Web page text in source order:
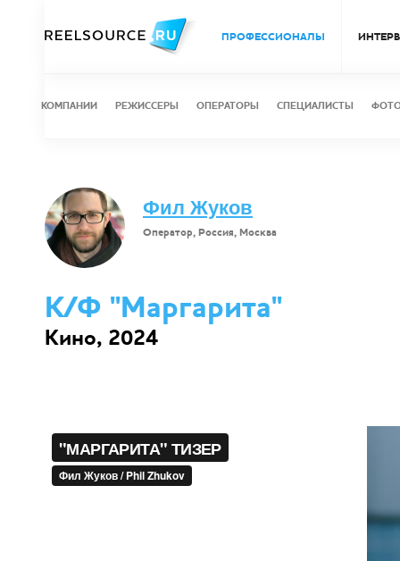
ПРОФЕССИОНАЛЫ
КОМПАНИИ РЕЖИССЕРЫ ОПЕРАТОРЫ СПЕЦИАЛИСТЫ
Фил Жуков
Оператор, Россия, Москва
К/Ф "Маргарита"
Кино, 2024